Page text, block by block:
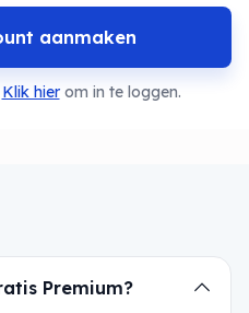
aanmaken
Klik hierom in te loggen.
Premium?